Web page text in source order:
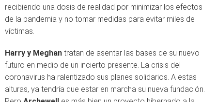
recibiendo una dosis de realidad por minimizar los efectos
de la pandemia y no tomar medidas para evitar miles de
víctimas.
Harry y Meghan tratan de asentar las bases de su nuevo
futuro en medio de un incierto presente. La crisis del
coronavirus ha ralentizado sus planes solidarios. A estas
alturas, ya tendría que estar en marcha su nueva fundación.